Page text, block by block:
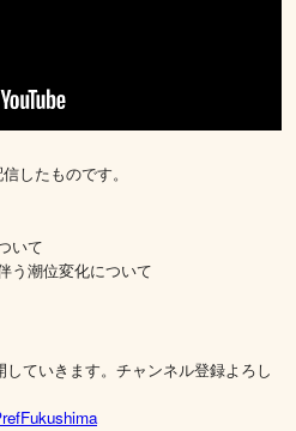
したものです。
いて
う潮位変化について
ていきます。チャンネル登録よろし